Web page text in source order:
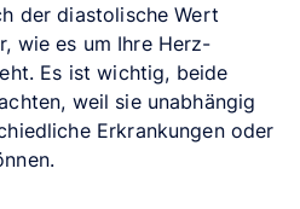
der diastolische Wert
wie es um Ihre Herz-
Es ist wichtig, beide
weil sie unabhängig
Erkrankungen oder